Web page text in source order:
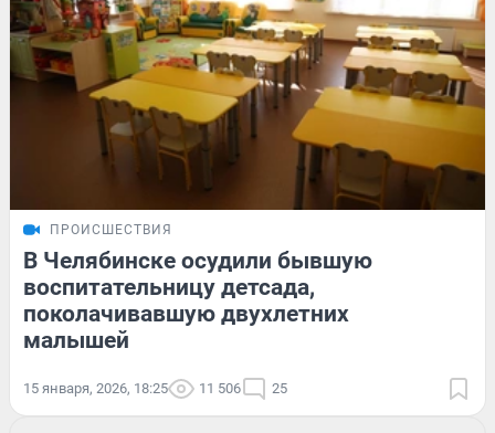
ПРОИСШЕСТВИЯ
В Челябинске осудили бывшую
воспитательницу детсада,
поколачивавшую двухлетних
малышей
15 января, 2026, 18:25 11 506 25